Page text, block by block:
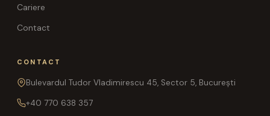
Cariere
Contact
CONTACT
Bulevardul Tudor Vladimirescu 45, Sector 5, București
+40 770 638 357